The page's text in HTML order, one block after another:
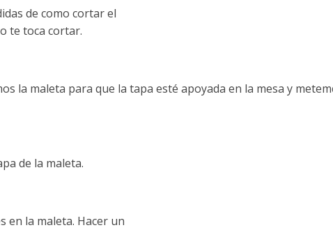
de como cortar el
te toca cortar.
la maleta para que la tapa esté apoyada en la mesa y
de la maleta.
en la maleta. Hacer un